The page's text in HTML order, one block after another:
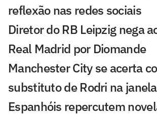
reflexão nas redes sociais
Diretor do RB Leipzig nega
Real Madrid por Diomande
Manchester City se acerta
substituto de Rodri na janela
Espanhóis repercutem